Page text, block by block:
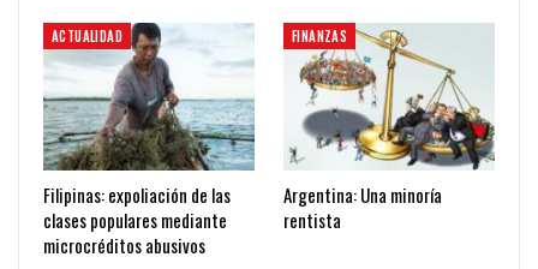
ACTUALIDAD
Filipinas: expoliación de las
clases populares mediante
microcréditos abusivos
FINANZAS
Argentina: Una minoría
rentista